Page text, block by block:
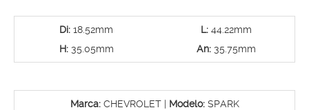
Di: 18.52mm
H:35.05mm
L: 44.22mm
An: 35.75mm
Marca:CHEVROLET | Modelo:SPARK